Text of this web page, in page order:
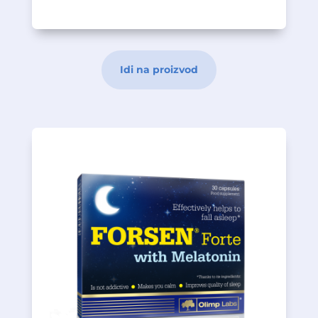
Idi na proizvod
nervni sistem.